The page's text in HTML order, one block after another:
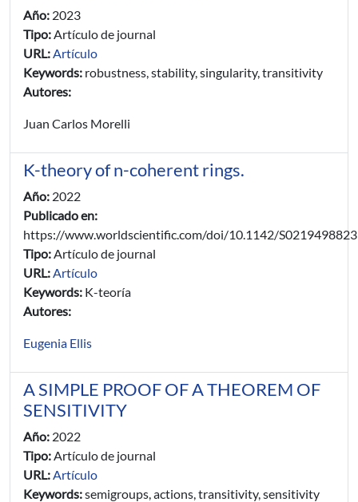
Año: 2023
Tipo:Artículo de journal
URL:Artículo
Keywords: robustness, stability, singularity, transitivity
Autores:
Juan Carlos Morelli
K-theory of n-coherent rings.
Año: 2022
Publicado en:
https://www.worldscientific.com/doi/10.1142/
Tipo:Artículo de journal
URL:Artículo
Keywords: K-teoría
Autores:
Eugenia Ellis
A SIMPLE PROOF OF A THEOREM OF
SENSITIVITY
Año: 2022
Tipo:Artículo de journal
URL:Artículo
Keywords:semigroups, actions, transitivity, sensitivity